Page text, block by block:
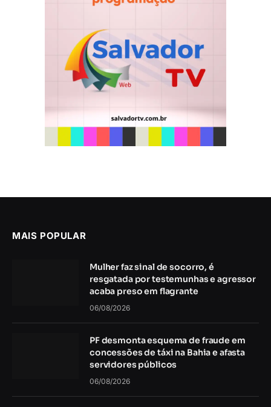
MAIS POPULAR
Mulher faz sinal de socorro, é
resgatada por testemunhas e agressor
acaba preso em flagrante
06/08/2026
PF desmonta esquema de fraude em
concessões de táxi na Bahia e afasta
servidores públicos
06/08/2026